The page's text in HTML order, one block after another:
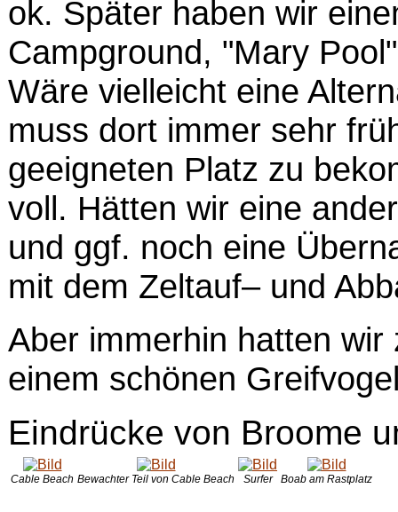
ok. Später haben wir
Campground, "Mary
Wäre vielleicht eine
muss dort immer sehr
geeigneten Platz zu
voll. Hätten wir eine
und ggf. noch eine
mit dem Zeltauf– und
Aber immerhin hatten
einem schönen
Eindrücke von Broome
Cable Beach Bewachter Teil von Cable Beach Surfer Boab am Rastplatz